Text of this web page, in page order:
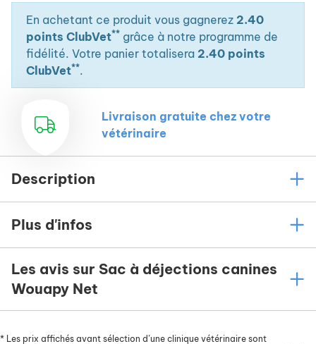
En achetant ce produit vous gagnerez 2.40
points ClubVet** grâce à notre programme de
fidélité. Votre panier totalisera 2.40 points
ClubVet**.
Livraison gratuite chez votre
vétérinaire
Description
Plus d'infos
Les avis sur Sac à déjections canines
Wouapy Net
* Les prix affichés avant sélection d’une clinique vétérinaire sont